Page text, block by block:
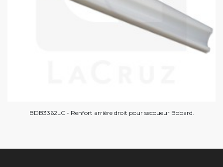
BDB3362LC - Renfort arrière droit pour secoueur Bobard.